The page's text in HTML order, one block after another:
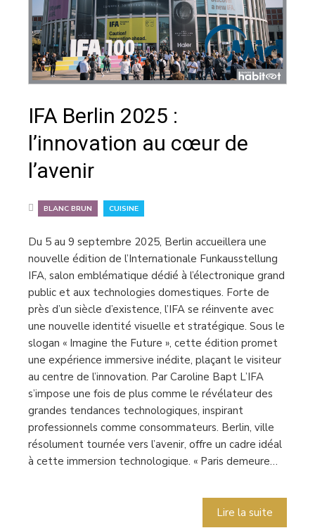
IFA Berlin 2025 :
l’innovation au cœur de
l’avenir
BLANC BRUN CUISINE
Du 5 au 9 septembre 2025, Berlin accueillera une
nouvelle édition de l’Internationale Funkausstellung
IFA, salon emblématique dédié à l’électronique grand
public et aux technologies domestiques. Forte de
près d’un siècle d’existence, l’IFA se réinvente avec
une nouvelle identité visuelle et stratégique. Sous le
slogan « Imagine the Future », cette édition promet
une expérience immersive inédite, plaçant le visiteur
au centre de l’innovation. Par Caroline Bapt L’IFA
s’impose une fois de plus comme le révélateur des
grandes tendances technologiques, inspirant
professionnels comme consommateurs. Berlin, ville
résolument tournée vers l’avenir, offre un cadre idéal
à cette immersion technologique. « Paris demeure…
Lire la suite